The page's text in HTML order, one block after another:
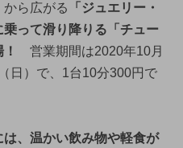
ら広がる
「ジュエリー・
って滑り降りる「チュー
営業期間は2020年10月
日）で、1台10分300円で
、温かい飲み物や軽食が